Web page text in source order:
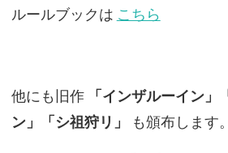
ルールブックは こちら
他にも旧作
「インザルーイン」
ン」「シ祖狩リ」
も頒布します。